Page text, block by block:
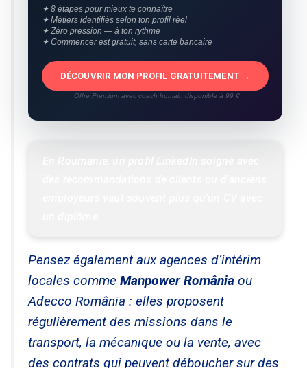
✦ 8 étapes pour mieux te connaître
✦ Métiers identifiés selon ton profil réel
✦ Zéro pression — à ton rythme
✦ Commencer est gratuit, sans carte bancaire
DÉCOUVRIR MON PROFIL GRATUITEMENT →
Offre Premium avec coach humain disponible à 99 €
Pensez également aux agences d’intérim
locales comme Manpower România ou
Adecco România : elles proposent
régulièrement des missions dans le
transport, la mécanique ou la vente, avec
des contrats qui peuvent déboucher sur des